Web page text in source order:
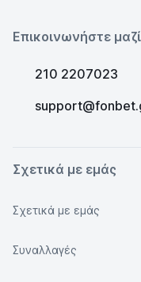
Επικοινωνήστε
210 2207023
Σχετικά με εμάς
Σχετικά με εμάς
Συναλλαγές